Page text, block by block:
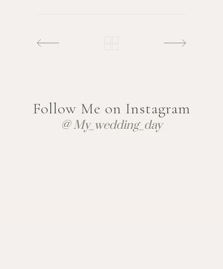
Follow Me on Instagram
@ My_wedding_day